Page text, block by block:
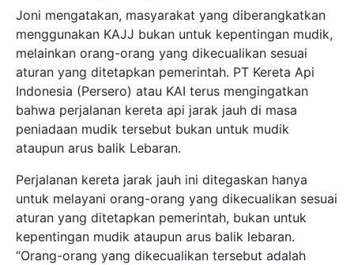
Joni mengatakan, masyarakat yang diberangkatkan
menggunakan KAJJ bukan untuk kepentingan mudik,
melainkan orang-orang yang dikecualikan sesuai
aturan yang ditetapkan pemerintah. PT Kereta Api
Indonesia (Persero) atau KAI terus mengingatkan
bahwa perjalanan kereta api jarak jauh di masa
peniadaan mudik tersebut bukan untuk mudik
ataupun arus balik Lebaran.
Perjalanan kereta jarak jauh ini ditegaskan hanya
untuk melayani orang-orang yang dikecualikan sesuai
aturan yang ditetapkan pemerintah, bukan untuk
kepentingan mudik ataupun arus balik lebaran.
“Orang-orang yang dikecualikan tersebut adalah